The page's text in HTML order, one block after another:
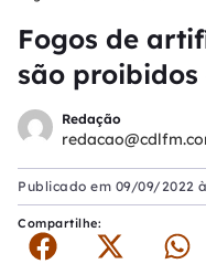
Fogos de
são
Redação
Publicado em 09/09/2022
Compartilhe: